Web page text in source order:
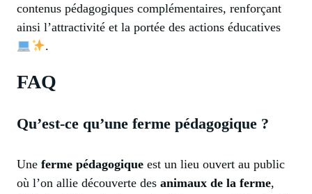
contenus pédagogiques complémentaires, renforçant
ainsi l’attractivité et la portée des actions éducatives
.
FAQ
Qu’est-ce qu’une ferme pédagogique ?
Une ferme pédagogique est un lieu ouvert au public
où l’on allie découverte des animaux de la ferme,